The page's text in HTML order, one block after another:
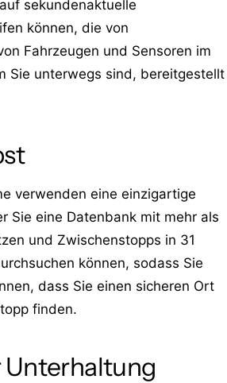
sekundenaktuelle
können, die von
Fahrzeugen und Sensoren im
Sie unterwegs sind, bereitgestellt
verwenden eine einzigartige
Sie eine Datenbank mit mehr als
und Zwischenstopps in 31
können, sodass Sie
dass Sie einen sicheren Ort
finden.
Unterhaltung